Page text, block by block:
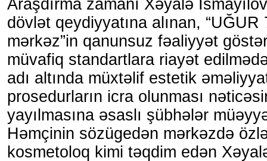
Araşdırma zamanı Xəyalə
dövlət qeydiyyatına alınan,
mərkəz”in qanunsuz fəaliyyət
müvafiq standartlara riayət
adı altında müxtəlif estetik
prosedurların icra olunması
yayılmasına əsaslı şübhələr
Həmçinin sözügedən mərkəzdə
kosmetoloq kimi təqdim edən